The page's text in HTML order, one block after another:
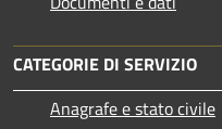
CATEGORIE DI SERVIZIO
Anagrafe e stato civile